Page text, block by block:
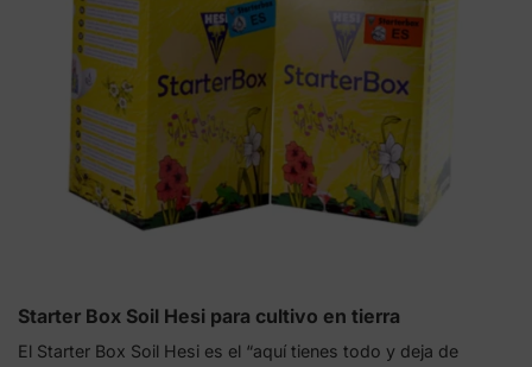
Starter Box Soil Hesi para cultivo en tierra
El Starter Box Soil Hesi es el “aquí tienes todo y deja de